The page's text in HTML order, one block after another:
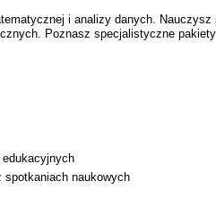
i analizy danych.
Poznasz specjalistyczne
spotkaniach naukowych